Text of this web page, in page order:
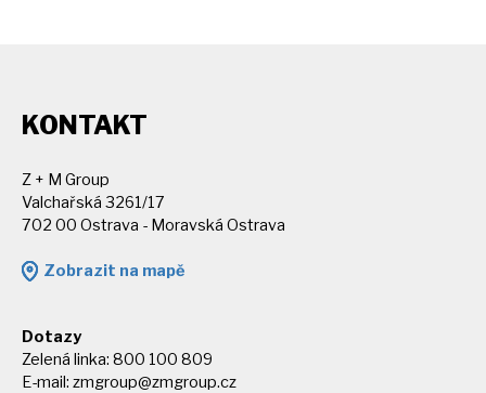
KONTAKT
Z + M Group
Valchařská 3261/17
702 00 Ostrava - Moravská Ostrava
Zobrazit na mapě
Dotazy
Zelená linka: 800 100 809
E-mail: zmgroup@zmgroup.cz